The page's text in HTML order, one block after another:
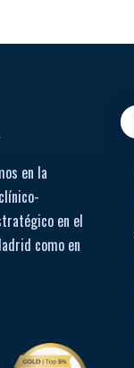
en la
en el
como en